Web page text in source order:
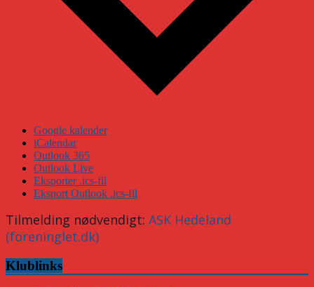
Google kalender
iCalendar
Outlook 365
Outlook Live
Eksporter .ics-fil
Eksport Outlook .ics-fil
Tilmelding nødvendigt: ASK Hedeland
(foreninglet.dk)
Klublinks